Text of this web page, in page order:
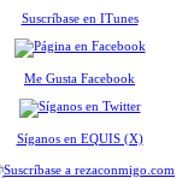
Suscríbase en ITunes
Me Gusta Facebook
Síganos en EQUIS (X)